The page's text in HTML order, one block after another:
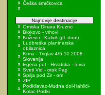
Češka smrčkovica
Najnovije destinacije
Omiska Dinara Kruzno
Biokovo - vrhovi
Križevci - Kalnik (pl. dom)
Ludbreška planinarska
obilaznica
Krma - Triglav 4/5.10.2008
Slovenija
Egeria put - Hrvatska - Iovia
Sveti Vid - otok Pag
Spilja pod Zir - om
ZIR
Podkilavac-Mudna dol-Hahlići-
Kolac-Podki